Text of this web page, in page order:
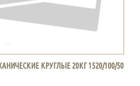
КРУГЛЫЕ 20КГ 1520/100/50